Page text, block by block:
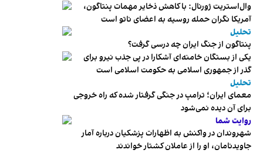
وال‌استریت ژورنال: با کاهش ذخایر مهمات پنتاگون،
آمریکا نگران حمله روسیه به اعضای ناتو‌ است
تحلیل
پنتاگون از جنگ ایران چه درسی گرفت؟
یکی از بستگان خامنه‌ای آشکارا در پی جذب نیرو برای
گذر از جمهوری اسلامی به حکومت اسلامی است
تحلیل
معمای ایران؛ ترامپ در جنگی گرفتار شده که راه خروجی
برای آن دیده نمی‌شود
روایت شما
شهروندان در واکنش به اظهارات پزشکیان درباره آمار
جاویدنامان، او را از عاملان کشتار خواندند